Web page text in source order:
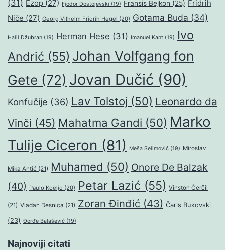
(31) Ezop (27) Fjodor Dostojevski (19) Fransis Bejkon (25) Fridrih
Niče (27) Georg Vilhelm Fridrih Hegel (20) Gotama Buda (34)
Halil Džubran (19) Herman Hese (31) Imanuel Kant (19)
Ivo
Andrić (55) Johan Volfgang fon
Gete (72) Jovan Dučić (90)
Konfučije (36) Lav Tolstoj (50) Leonardo da
Vinči (45) Mahatma Gandi (50) Marko
Tulije Ciceron (81) Meša Selimović (19) Miroslav
Mika Antić (21) Muhamed (50) Onore De Balzak
(40) Paulo Koeljo (20) Petar Lazić (55) Vinston Čerčil
(21) Vladan Desnica (21) Zoran Đinđić (43) Čarls Bukovski
(23) Đorđe Balašević (19)
Najnoviji citati